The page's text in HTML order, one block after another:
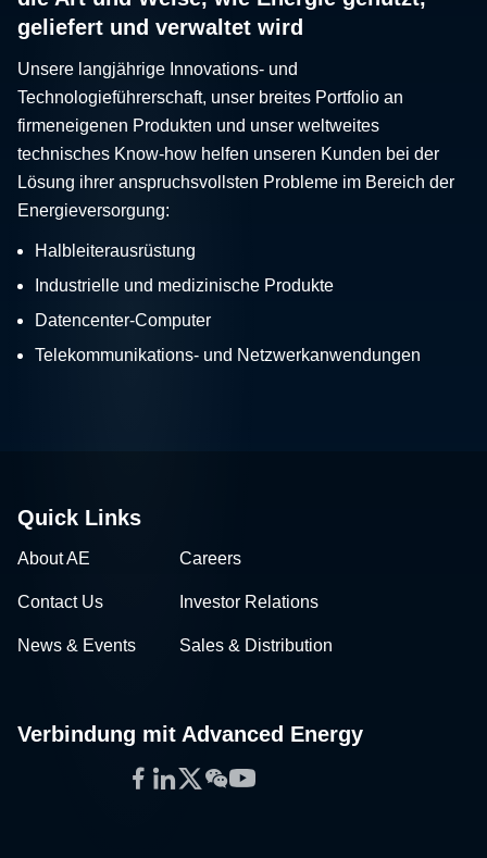
geliefert und verwaltet wird
Unsere langjährige Innovations- und
Technologieführerschaft, unser breites Portfolio an
firmeneigenen Produkten und unser weltweites
technisches Know-how helfen unseren Kunden bei der
Lösung ihrer anspruchsvollsten Probleme im Bereich der
Energieversorgung:
Halbleiterausrüstung
Industrielle und medizinische Produkte
Datencenter-Computer
Telekommunikations- und Netzwerkanwendungen
Quick Links
About AE Careers
Contact Us Investor Relations
News & Events Sales & Distribution
Verbindung mit Advanced Energy
Facebook
LinkedIn
Twitter
WeChat
YouTube